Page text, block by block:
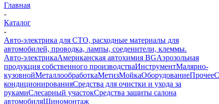
Главная
-
Каталог
-
Авто-электрика для СТО, расходные материалы для
автомобилей, проводка, лампы, соеденители, клеммы.
Авто-электрикаАмериканская автохимия BGАэрозольная
продукция собственного производстваИнструментМалярно-
кузовнойМеталлообработкаМетизМойкаОборудованиеПрочее
кондиционированияСредства для очистки и ухода за
рукамиСлесарный участокСредства защиты салона
автомобиляШиномонтаж